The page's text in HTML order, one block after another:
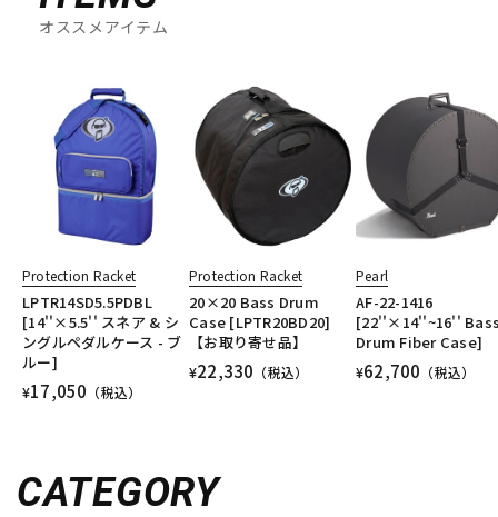
オススメアイテム
Protection Racket
LPTR14SD5.5PDBL
[14''×5.5'' スネア & シ
ングルペダルケース - ブ
ルー]
¥17,050 （税込）
Protection Racket
20×20 Bass Drum
Case [LPTR20BD20]
【お取り寄せ品】
¥22,330 （税込）
Pearl
AF-22-1416
[22''×14''~16''
Drum Fiber Case]
¥62,700 （税込）
CATEGORY